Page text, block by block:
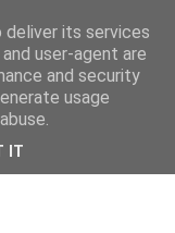
its services
user-agent are
and security
usage
IT